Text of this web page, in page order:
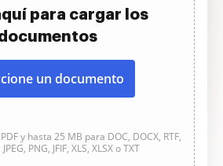
para cargar los
un documento
y hasta 25 MB para DOC, DOCX, RTF,
PNG, JFIF, XLS, XLSX o TXT